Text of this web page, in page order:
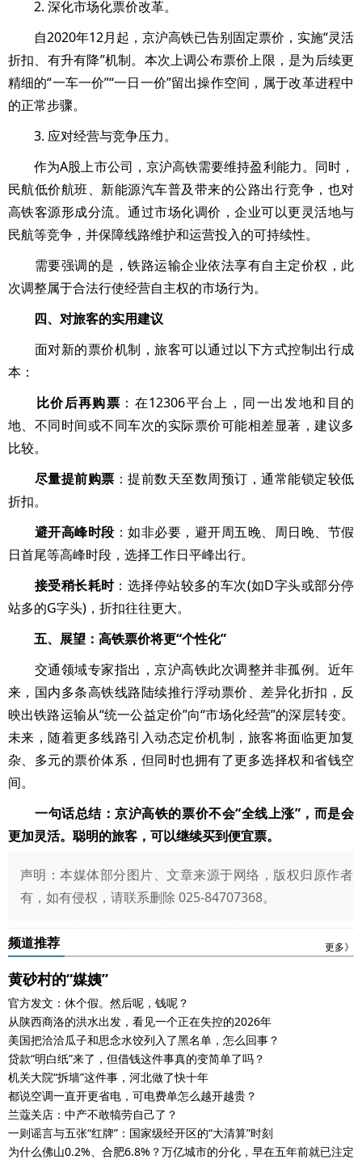
2. 深化市场化票价改革。
自2020年12月起，京沪高铁已告别固定票价，实施“灵活
折扣、有升有降”机制。本次上调公布票价上限，是为后续更
精细的“一车一价”“一日一价”留出操作空间，属于改革进程中
的正常步骤。
3. 应对经营与竞争压力。
作为A股上市公司，京沪高铁需要维持盈利能力。同时，
民航低价航班、新能源汽车普及带来的公路出行竞争，也对
高铁客源形成分流。通过市场化调价，企业可以更灵活地与
民航等竞争，并保障线路维护和运营投入的可持续性。
需要强调的是，铁路运输企业依法享有自主定价权，此
次调整属于合法行使经营自主权的市场行为。
四、对旅客的实用建议
面对新的票价机制，旅客可以通过以下方式控制出行成
本：
比价后再购票 ：在12306平台上，同一出发地和目的
地、不同时间或不同车次的实际票价可能相差显著，建议多
比较。
尽量提前购票 ：提前数天至数周预订，通常能锁定较低
折扣。
避开高峰时段 ：如非必要，避开周五晚、周日晚、节假
日首尾等高峰时段，选择工作日平峰出行。
接受稍长耗时：选择停站较多的车次(如D字头或部分停
站多的G字头)，折扣往往更大。
五、展望：高铁票价将更“个性化”
交通领域专家指出，京沪高铁此次调整并非孤例。近年
来，国内多条高铁线路陆续推行浮动票价、差异化折扣，反
映出铁路运输从“统一公益定价”向“市场化经营”的深层转变。
未来，随着更多线路引入动态定价机制，旅客将面临更加复
杂、多元的票价体系，但同时也拥有了更多选择权和省钱空
间。
一句话总结：京沪高铁的票价不会“全线上涨”，而是会
更加灵活。聪明的旅客，可以继续买到便宜票。
声明：本媒体部分图片、文章来源于网络，版权归原作者
有，如有侵权，请联系删除 025-84707368。
频道推荐 更多》
黄砂村的“媒姨”
官方发文：休个假。然后呢，钱呢？
从陕西商洛的洪水出发，看见一个正在失控的2026年
美国把洽洽瓜子和思念水饺列入了黑名单，怎么回事？
贷款“明白纸”来了，但借钱这件事真的变简单了吗？
机关大院“拆墙”这件事，河北做了快十年
都说空调一直开更省电，可电费单怎么越开越贵？
兰蔻关店：中产不敢犒劳自己了？
一则谣言与五张“红牌”：国家级经开区的“大清算”时刻
为什么佛山0.2%、合肥6.8%？万亿城市的分化，早在五年前就已注定